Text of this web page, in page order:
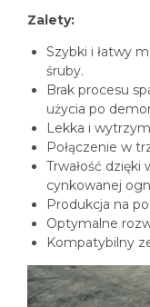
Zalety:
Szybki i łatwy
śruby.
Brak procesu
użycia po
Lekka i
Połączenie w
Trwałość dzięki
cynkowanej
Produkcja na
Optymalne
Kompatybilny